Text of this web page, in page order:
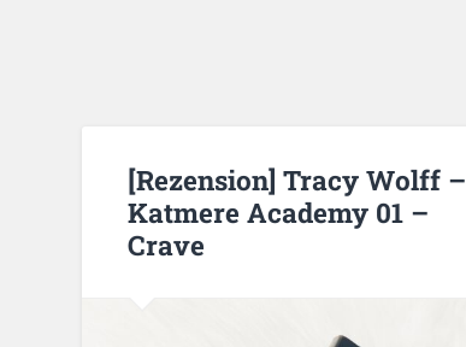
[Rezension] Tracy Wolff –
Katmere Academy 01 –
Crave